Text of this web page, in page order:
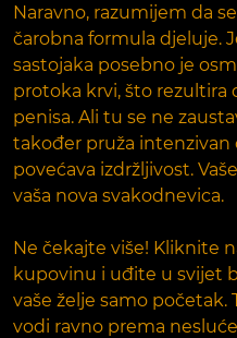
Naravno, razumijem da
čarobna formula djeluje.
sastojaka posebno je
protoka krvi, što
penisa. Ali tu se ne
također pruža intenzivan
povećava izdržljivost.
vaša nova svakodnevica.
Ne čekajte više! Kliknite
kupovinu i uđite u svijet
vaše želje samo početak.
vodi ravno prema